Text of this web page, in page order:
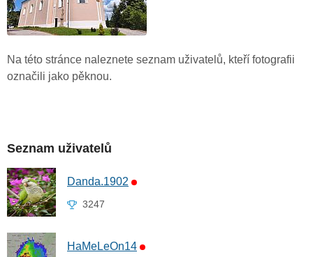
Na této stránce naleznete seznam uživatelů, kteří fotografii
označili jako pěknou.
Seznam uživatelů
Danda.1902
3247
HaMeLeOn14